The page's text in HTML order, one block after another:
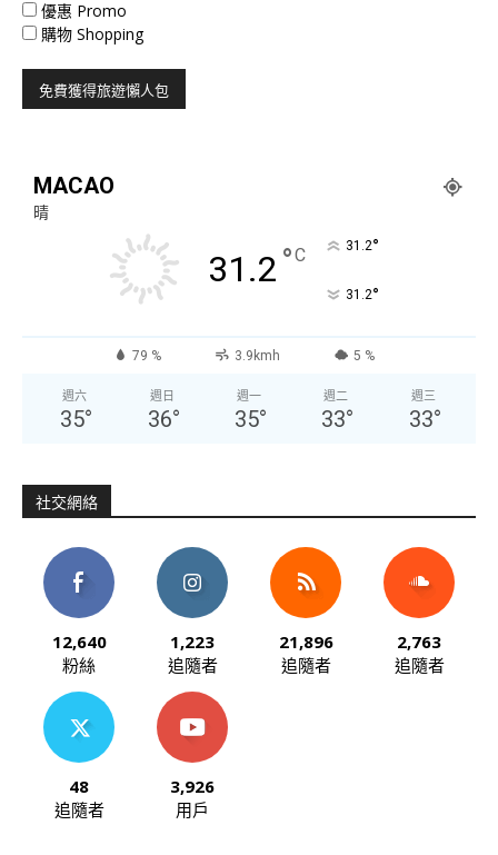
優惠 Promo
購物 Shopping
MACAO
晴
31.2 °C 31.2°
31.2°
79 % 3.9kmh 5 %
週六
35°
週日
36°
週一
35°
週二
33°
週三
33°
社交網絡
12,640
粉絲
1,223
追隨者
21,896
追隨者
2,763
追隨者
48
追隨者
3,926
用戶